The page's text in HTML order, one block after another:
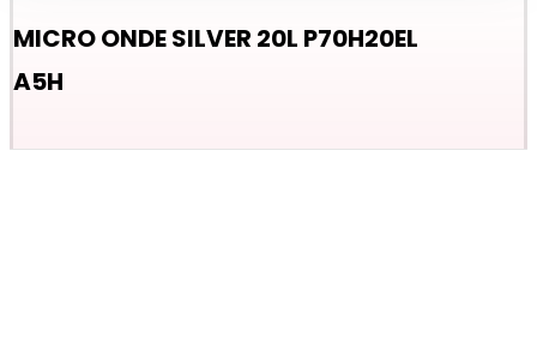
MICRO ONDE SILVER 20L P70H20EL
A5H